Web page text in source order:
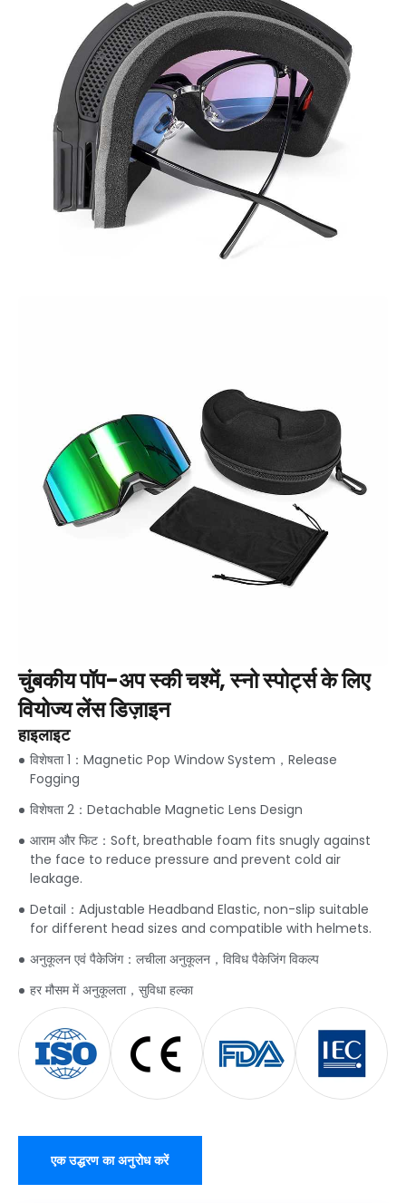
चुंबकीय पॉप-अप स्की चश्में, स्नो स्पोर्ट्स के लिए
वियोज्य लेंस डिज़ाइन
हाइलाइट
विशेषता 1： Magnetic Pop Window System ， Release
Fogging
विशेषता 2： Detachable Magnetic Lens Design
आराम और फिट： Soft, breathable foam fits snugly against
the face to reduce pressure and prevent cold air
leakage.
Detail ： Adjustable Headband Elastic, non-slip suitable
for different head sizes and compatible with helmets.
अनुकूलन एवं पैकेजिंग：लचीला अनुकूलन，विविध पैकेजिंग विकल्प
हर मौसम में अनुकूलता，सुविधा हल्का
एक उद्धरण का अनुरोध करें